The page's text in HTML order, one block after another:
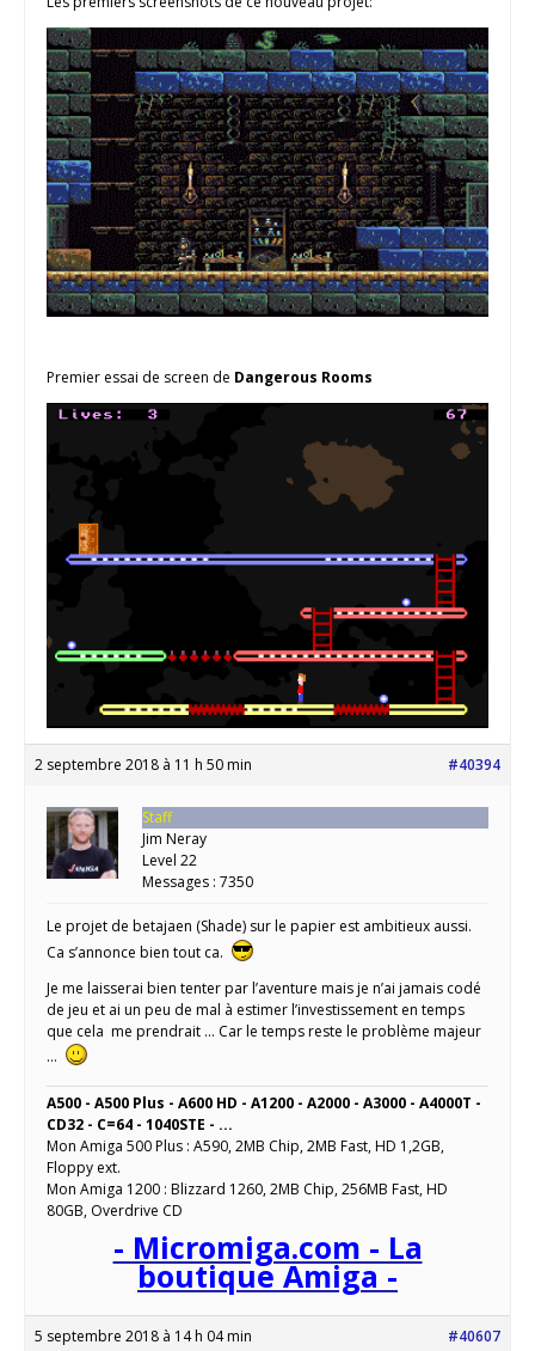
Premier essai de screen de Dangerous Rooms
2 septembre 2018 à 11 h 50 min #40394
Staff
Jim Neray
Level 22
Messages : 7350
Le projet de betajaen (Shade) sur le papier est ambitieux aussi.
Ca s’annonce bien tout ca.
Je me laisserai bien tenter par l’aventure mais je n’ai jamais codé
de jeu et ai un peu de mal à estimer l’investissement en temps
que cela me prendrait … Car le temps reste le problème majeur
…
A500 - A500 Plus - A600 HD - A1200 - A2000 - A3000 - A4000T -
CD32 - C=64 - 1040STE - ...
Mon Amiga 500 Plus : A590, 2MB Chip, 2MB Fast, HD 1,2GB,
Floppy ext.
Mon Amiga 1200 : Blizzard 1260, 2MB Chip, 256MB Fast, HD
80GB, Overdrive CD
- Micromiga.com - La
boutique Amiga -
5 septembre 2018 à 14 h 04 min #40607